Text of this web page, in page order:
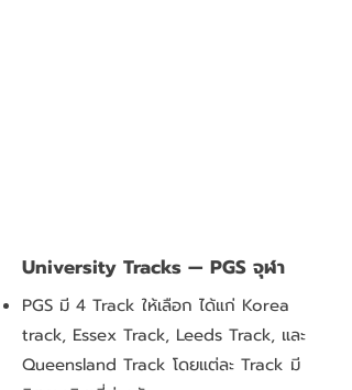
University Tracks — PGS จุฬา
PGS มี 4 Track ให้เลือก ได้แก่ Korea
track, Essex Track, Leeds Track, และ
Queensland Track โดยแต่ละ Track มี